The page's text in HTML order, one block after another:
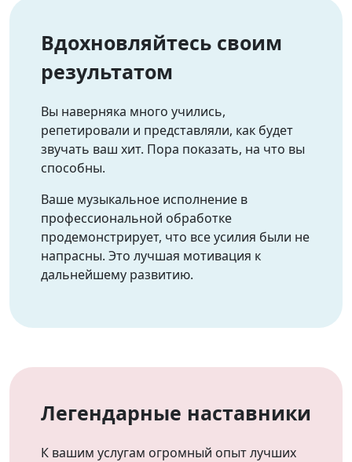
Вдохновляйтесь своим
результатом
Вы наверняка много учились,
репетировали и представляли, как будет
звучать ваш хит. Пора показать, на что вы
способны.
Ваше музыкальное исполнение в
профессиональной обработке
продемонстрирует, что все усилия были не
напрасны. Это лучшая мотивация к
дальнейшему развитию.
Легендарные наставники
К вашим услугам огромный опыт лучших